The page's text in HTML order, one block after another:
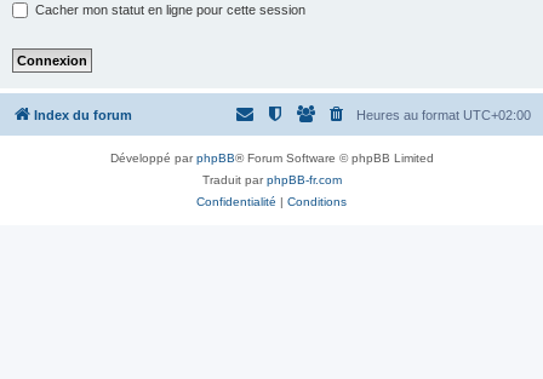
Cacher mon statut en ligne pour cette session
Index du forum Heures au format UTC+02:00
Développé parphpBB® Forum Software © phpBB Limited
Traduit parphpBB-fr.com
Confidentialité | Conditions